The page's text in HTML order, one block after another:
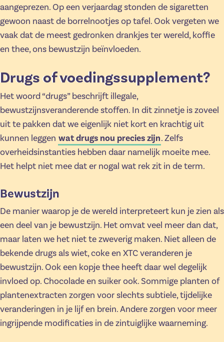
aangeprezen. Op een verjaardag stonden de sigaretten
gewoon naast de borrelnootjes op tafel. Ook vergeten we
vaak dat de meest gedronken drankjes ter wereld, koffie
en thee, ons bewustzijn beïnvloeden.
Drugs of voedingssupplement?
Het woord “drugs” beschrijft illegale,
bewustzijnsveranderende stoffen. In dit zinnetje is zoveel
uit te pakken dat we eigenlijk niet kort en krachtig uit
kunnen leggen wat drugs nou precies zijn. Zelfs
overheidsinstanties hebben daar namelijk moeite mee.
Het helpt niet mee dat er nogal wat rek zit in de term.
Bewustzijn
De manier waarop je de wereld interpreteert kun je zien als
een deel van je bewustzijn. Het omvat veel meer dan dat,
maar laten we het niet te zweverig maken. Niet alleen de
bekende drugs als wiet, coke en XTC veranderen je
bewustzijn. Ook een kopje thee heeft daar wel degelijk
invloed op. Chocolade en suiker ook. Sommige planten of
plantenextracten zorgen voor slechts subtiele, tijdelijke
veranderingen in je lijf en brein. Andere zorgen voor meer
ingrijpende modificaties in de zintuiglijke waarneming.